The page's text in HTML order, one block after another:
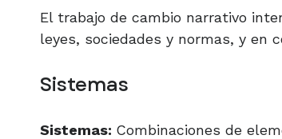
El trabajo de cambio narrativo
leyes, sociedades y normas, y en
Sistemas​
Sistemas: Combinaciones de